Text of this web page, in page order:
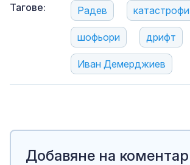
Тагове: Радев катастрофи
шофьори дрифт
Иван Демерджиев
Добавяне на коментар